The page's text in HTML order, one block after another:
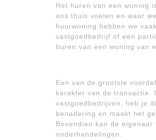
Het huren van een woning
ons thuis voelen en waar
huurwoning hebben we
vastgoedbedrijf of een
huren van een woning van
Een van de grootste
karakter van de transactie.
vastgoedbedrijven, heb je
benadering en maakt het
Bovendien kan de
onderhandelingen.